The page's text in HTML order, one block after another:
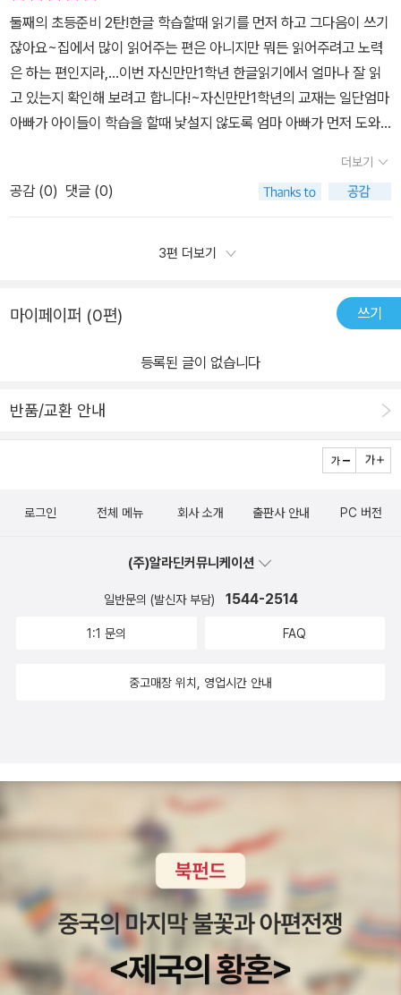
둘째의 초등준비 2탄!한글 학습할때 읽기를 먼저 하고 그다음이 쓰기
잖아요~집에서 많이 읽어주는 편은 아니지만 뭐든 읽어주려고 노력
은 하는 편인지라,...이번 자신만만1학년 한글읽기에서 얼마나 잘 읽
고 있는지 확인해 보려고 합니다!~자신만만1학년의 교재는 일단엄마
아빠가 아이들이 학습을 할때 낯설지 않도록 엄마 아빠가 먼저 도와
어나지 못했기 때문에재밌게 해볼 수 있도록 색칠하고, 그리고, 스티
커를 찾아 붙이는 활동이 먼저 나와요~​보기만 해도 참 재밌어 보여요
ㅎㅎㅎ ​초등 1학년 교과 내용 수록이 되어있어요!하루 10분 받침없는
낱말부터 짧은 글까지 스스로 익는 연습을 해볼 수 있습니다.​ ​-차
긴 글 소리내어 읽기장면 읽고 간단한 문제 풀기​ ​그림도 귀엽고 내용
이 어렵거나 복잡하지 않아서앉은 자리에서 술술 풀렸어요 ㅎㅎ10분
보았습니다.^^;;계속 공부를 많이 해야될테니 아직은 천천히 공부하
이 떼서 입학을 하기 때문에기본적인 읽기, 생각나는말 적을수 있을
정도로 한글을 익혀서 가는게 기본입니다.​아무것도 몰랐던 첫째때는
아이가 관심이 없다고 공부를 안시켜서 보냈더니 1학년동안 아주 고
도 이렇게 뒷쳐지는 아이보다는 다수를 따라가기 때문에 따라가지 못
다 보니 학교를 힘들어 하는데 다행히도 저희아이는 자신감을 그리잃
지 않아 그나마 당당하게 학기를 보냈고 1학년 마칠때 쯤 비등비등하
신만만1학년 한글읽기를 하면서 한글에 더 가까이 다가가고짧은 지
더보기
공감 (0) 댓글 (0)
3편 더보기
마이페이퍼 (0편) 쓰기
등록된 글이 없습니다
반품/교환 안내
로그인 전체 메뉴 회사 소개 출판사 안내 PC 버전
(주)알라딘커뮤니케이션
일반문의 (발신자 부담) 1544-2514
1:1 문의 FAQ
중고매장 위치, 영업시간 안내